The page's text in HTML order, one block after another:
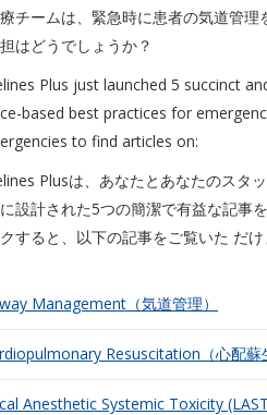
チームは、緊急時に患者の気道管
はどうでしょうか？
Plus just launched 5 succinct
based best practices for
to find articles on:
Plusは、あなたとあなたのスタ
設計された5つの簡潔で有益な記事
すると、以下の記事をご覧いた だけ
Management（気道管理）
Resuscitation（心配蘇
Anesthetic Systemic Toxicity